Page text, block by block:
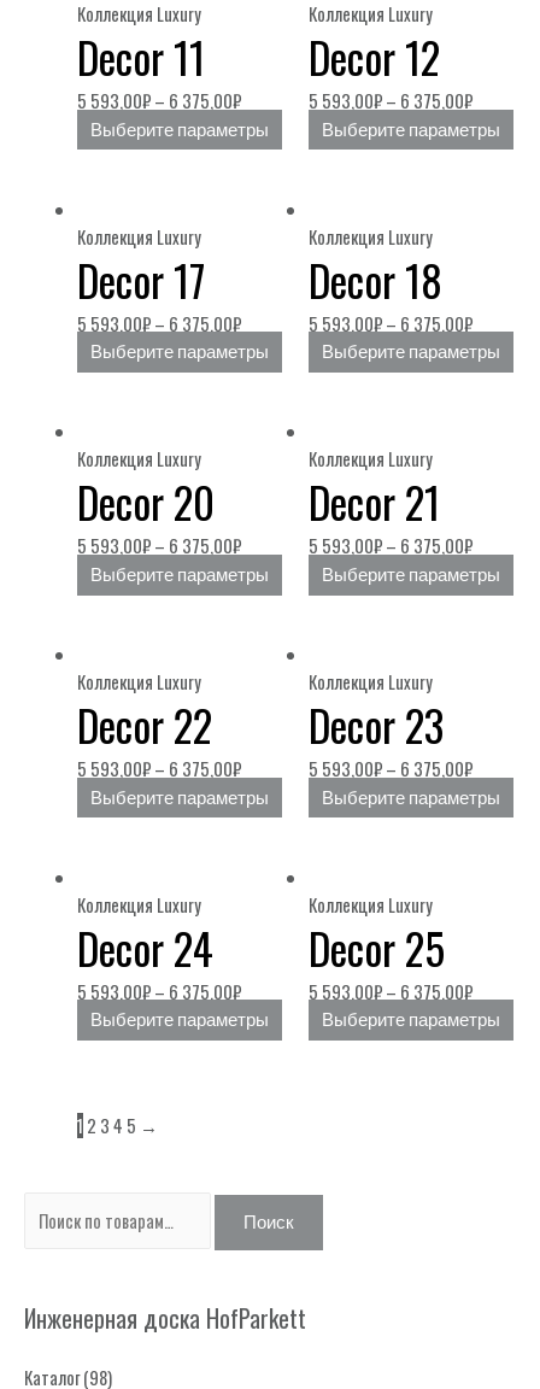
Коллекция Luxury
Decor 11
5 593,00₽– 6 375,00₽
Выберите параметры
Коллекция Luxury
Decor 12
5 593,00₽– 6 375,00₽
Выберите параметры
Коллекция Luxury
Decor 17
5 593,00₽– 6 375,00₽
Выберите параметры
Коллекция Luxury
Decor 18
5 593,00₽– 6 375,00₽
Выберите параметры
Коллекция Luxury
Decor 20
5 593,00₽– 6 375,00₽
Выберите параметры
Коллекция Luxury
Decor 21
5 593,00₽– 6 375,00₽
Выберите параметры
Коллекция Luxury
Decor 22
5 593,00₽– 6 375,00₽
Выберите параметры
Коллекция Luxury
Decor 23
5 593,00₽– 6 375,00₽
Выберите параметры
Коллекция Luxury
Decor 24
5 593,00₽– 6 375,00₽
Выберите параметры
Коллекция Luxury
Decor 25
5 593,00₽– 6 375,00₽
Выберите параметры
1 2 34 5 →
а
ь
Поиск
Инженерная доска HofParkett
Каталог(98)